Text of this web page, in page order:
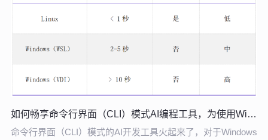
如何畅享命令行界面（CLI）模式AI编程工具，为使用Windows PC的开发者提供一些建议
命令行界面（CLI）模式的AI开发工具火起来了，对于Windows